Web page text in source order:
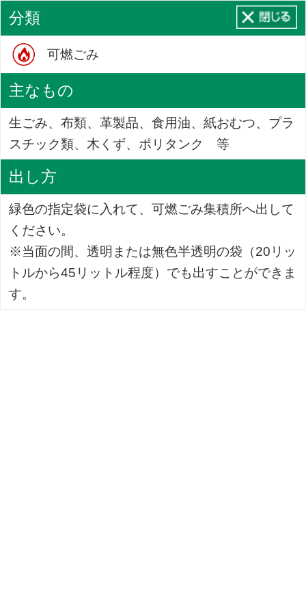
分類
可燃ごみ
主なもの
生ごみ、布類、革製品、食用油、紙おむつ、プラ
スチック類、木くず、ポリタンク 等
出し方
緑色の指定袋に入れて、可燃ごみ集積所へ出して
ください。
※当面の間、透明または無色半透明の袋（20リッ
トルから45リットル程度）でも出すことができま
す。